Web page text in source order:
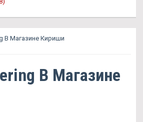
В Магазине Кириши
В Магазине